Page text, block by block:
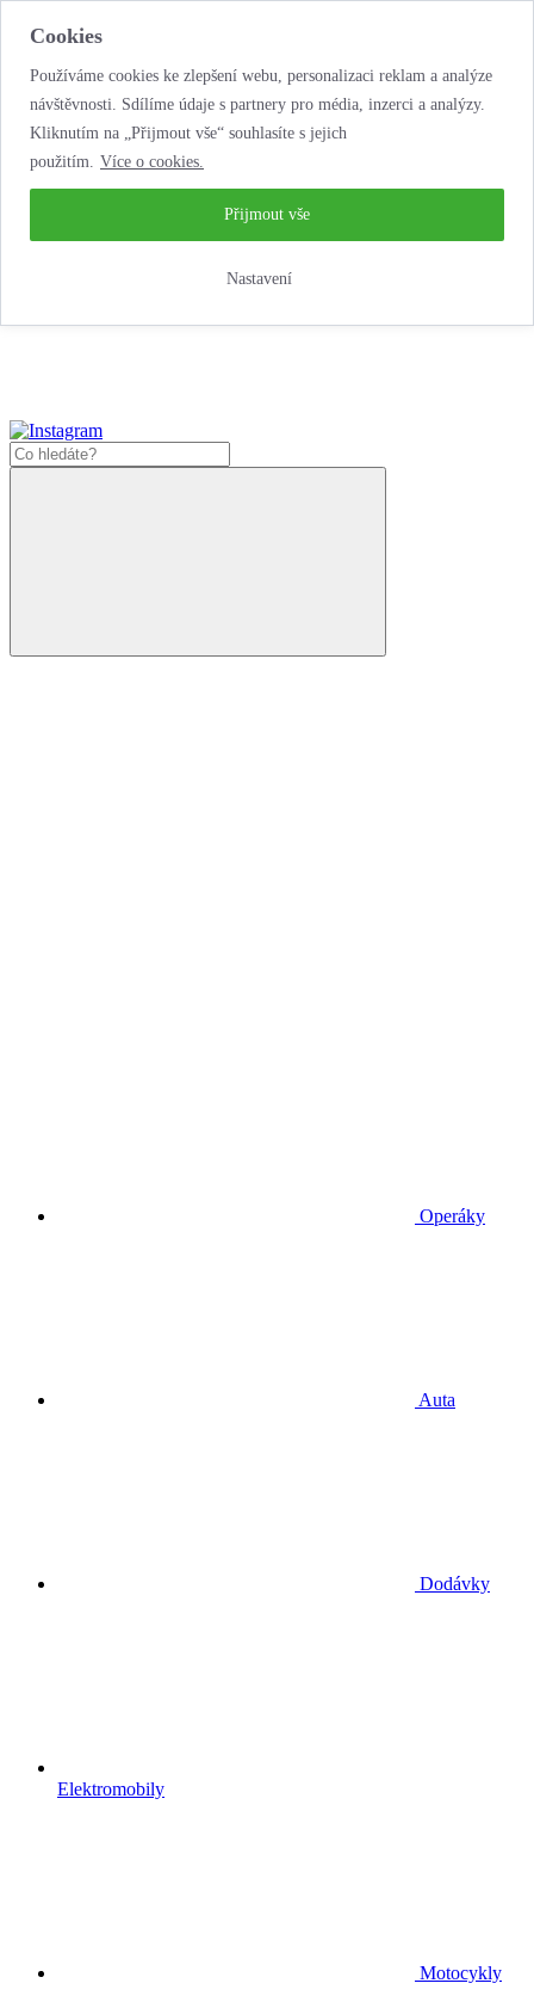
Cookies
Používáme cookies ke zlepšení webu, personalizaci reklam a analýze
návštěvnosti. Sdílíme údaje s partnery pro média, inzerci a analýzy.
Kliknutím na „Přijmout vše“ souhlasíte s jejich
použitím. Více o cookies.
Nastavení
Přijmout vše
...neobyčejná jízda životem!
Operáky
Auta
Dodávky
Elektromobily
Motocykly